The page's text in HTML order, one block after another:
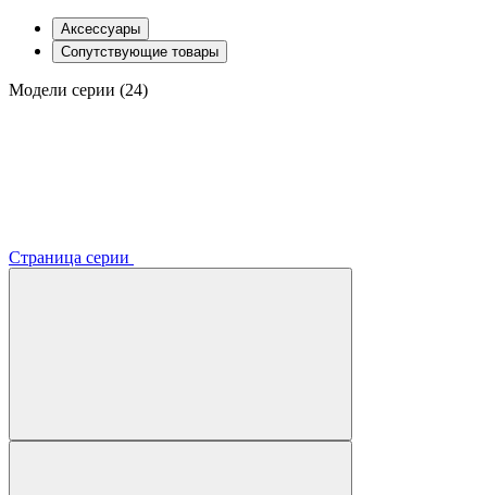
Аксессуары
Сопутствующие товары
Модели серии (24)
Страница серии